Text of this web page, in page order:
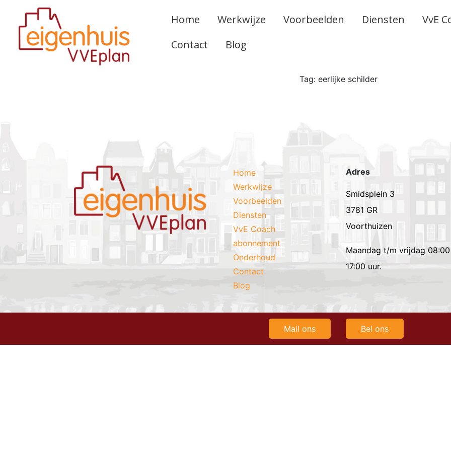
Home Werkwijze Voorbeelden Diensten
VvE
Contact
Blog
Tag: eerlijke schilder
Adres
Smidsplein 3
3781 GR
Voorthuizen
Maandag t/m vrijdag 08:00
17:00 uur.
Home
Werkwijze
Voorbeelden
Diensten
VvE Coach
abonnement
Onderhoud
Contact
Blog
Mail ons Bel ons